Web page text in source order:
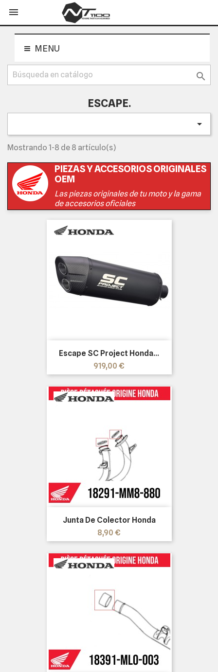

MENU

ESCAPE.

Mostrando 1-8 de 8 artículo(s)
PIEZAS Y ACCESORIOS ORIGINALES
OEM
Las piezas originales de tu moto y la gama
de accesorios oficiales
Escape SC Project Honda...
Precio
919,00 €
Junta De Colector Honda
Precio
8,90 €